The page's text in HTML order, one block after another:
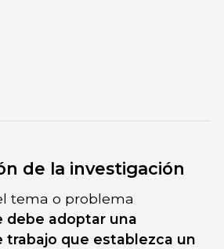
de la investigación
tema o problema
debe adoptar una
trabajo que establezca un